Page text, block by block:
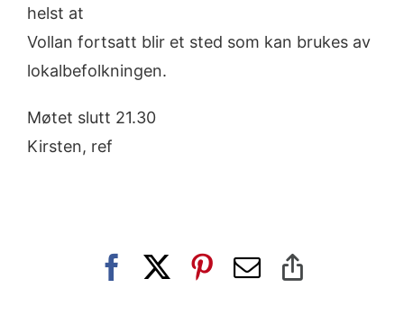
helst at
Vollan fortsatt blir et sted som kan brukes av
lokalbefolkningen.
Møtet slutt 21.30
Kirsten, ref
Facebook Pinterest
E-